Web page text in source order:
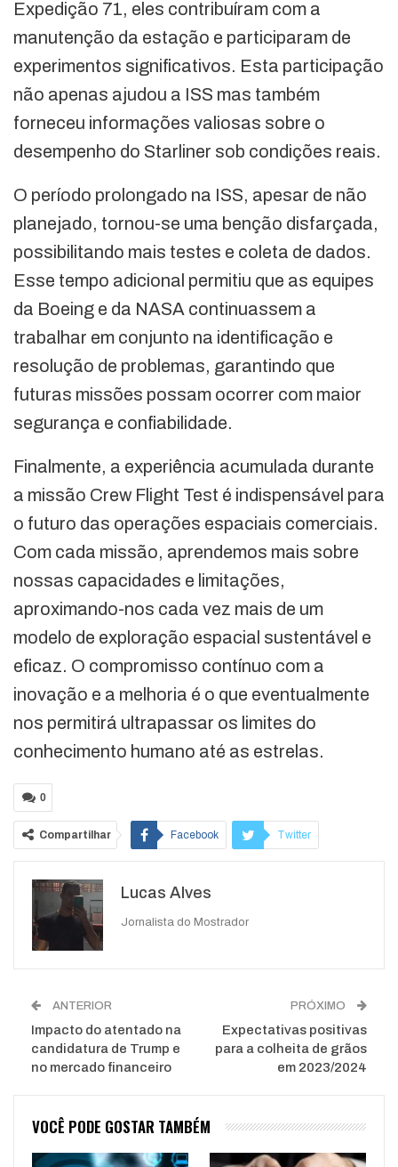
Expedição 71, eles contribuíram com a
manutenção da estação e participaram de
experimentos significativos. Esta participação
não apenas ajudou a ISS mas também
forneceu informações valiosas sobre o
desempenho do Starliner sob condições reais.
O período prolongado na ISS, apesar de não
planejado, tornou-se uma benção disfarçada,
possibilitando mais testes e coleta de dados.
Esse tempo adicional permitiu que as equipes
da Boeing e da NASA continuassem a
trabalhar em conjunto na identificação e
resolução de problemas, garantindo que
futuras missões possam ocorrer com maior
segurança e confiabilidade.
Finalmente, a experiência acumulada durante
a missão Crew Flight Test é indispensável para
o futuro das operações espaciais comerciais.
Com cada missão, aprendemos mais sobre
nossas capacidades e limitações,
aproximando-nos cada vez mais de um
modelo de exploração espacial sustentável e
eficaz. O compromisso contínuo com a
inovação e a melhoria é o que eventualmente
nos permitirá ultrapassar os limites do
conhecimento humano até as estrelas.
0
Compartilhar Facebook Twitter
WhatsApp
Lucas Alves
Jornalista do Mostrador
ANTERIOR
Impacto do atentado na
candidatura de Trump e
no mercado financeiro
PRÓXIMO
Expectativas positivas
para a colheita de grãos
em 2023/2024
VOCÊ PODE GOSTAR TAMBÉM